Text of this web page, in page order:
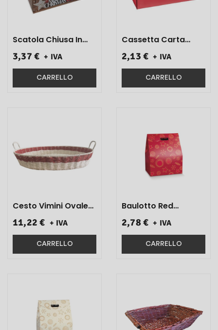
Scatola Chiusa In
3,37 € + IVA
CARRELLO
Cassetta Carta
Pz}
2,13 € + IVA
CARRELLO
Cesto Vimini Ovale
C/Manici In Metallo
58x50x9 1 Pz}
11,22 € + IVA
CARRELLO
Baulotto Red
Pz}
2,78 € + IVA
CARRELLO